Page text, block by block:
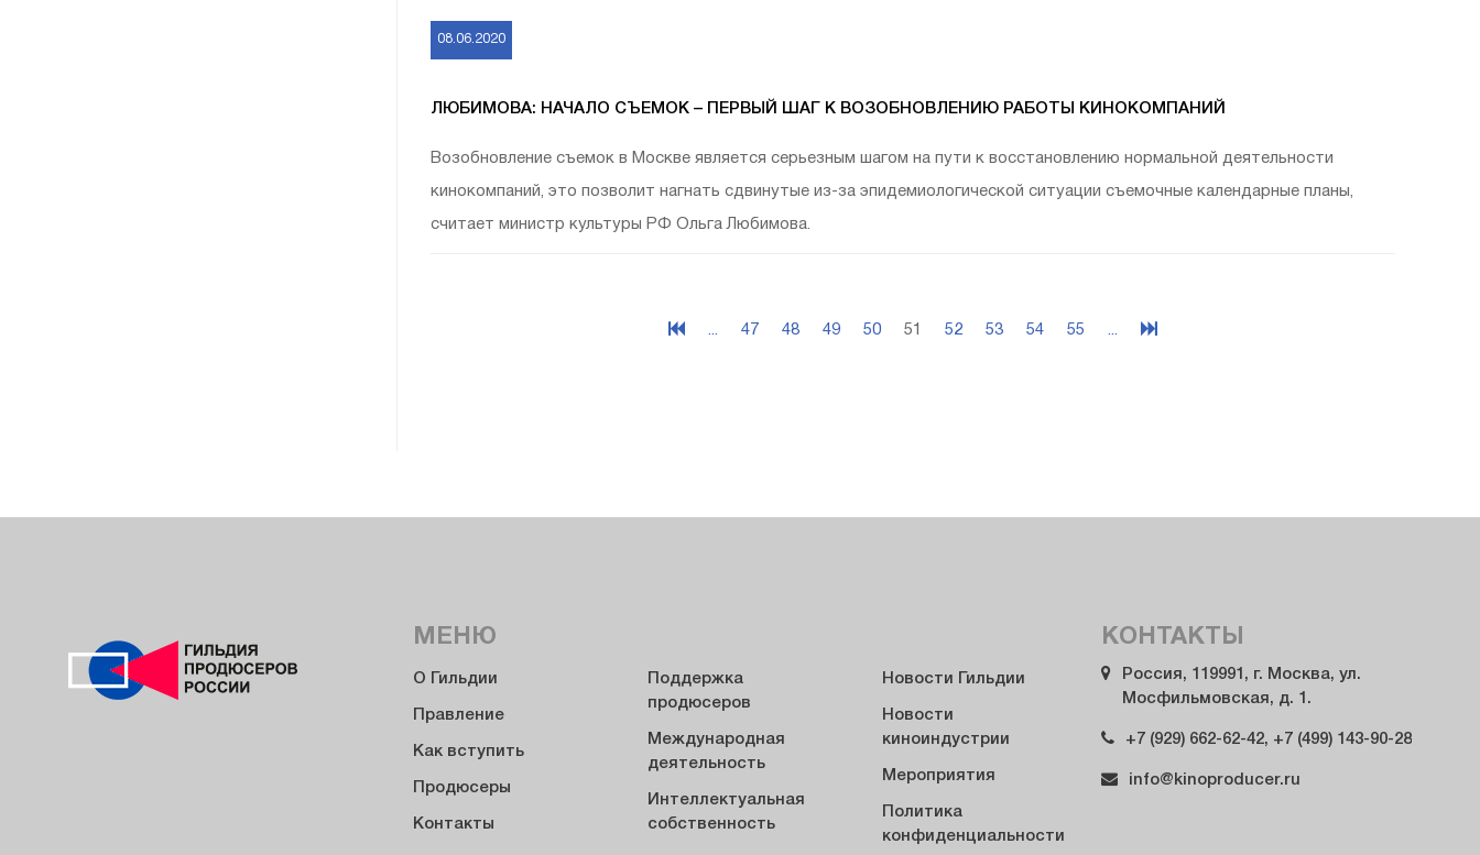
08.06.2020
ЛЮБИМОВА: НАЧАЛО СЪЕМОК – ПЕРВЫЙ ШАГ К ВОЗОБНОВЛЕНИЮ РАБОТЫ КИНОКОМПАНИЙ
Возобновление съемок в Москве является серьезным шагом на пути к восстановлению нормальной деятельности
кинокомпаний, это позволит нагнать сдвинутые из-за эпидемиологической ситуации съемочные календарные планы,
считает министр культуры РФ Ольга Любимова.
... 47 48 49 50 51 52 53 54 55 ...
МЕНЮ
О Гильдии
Правление
Как вступить
Продюсеры
Контакты
Поддержка
продюсеров
Международная
деятельность
Интеллектуальная
собственность
Новости Гильдии
Новости
киноиндустрии
Мероприятия
Политика
конфиденциальности
КОНТАКТЫ
Россия, 119991, г. Москва, ул.
Мосфильмовская, д. 1.
+7 (929) 662-62-42, +7 (499) 143-90-28
info@kinoproducer.ru